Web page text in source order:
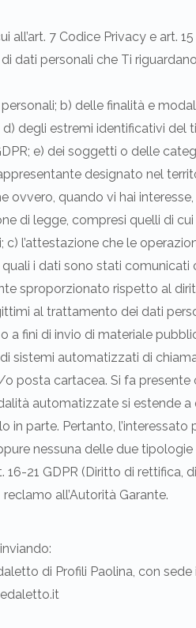
7 Codice Privacy e art.
dati personali che Ti
personali; b) delle finalità e
degli estremi identificativi del
e) dei soggetti o delle
designato nel
ovvero, quando vi hai
di legge, compresi quelli di
l’attestazione che le
i dati sono stati
sproporzionato rispetto al
al trattamento dei dati
a fini di invio di materiale
sistemi automatizzati di
posta cartacea. Si fa
automatizzate si estende
in parte. Pertanto,
nessuna delle due tipologie
16-21 GDPR (Diritto di
all’Autorità Garante.
di Profili Paolina, con